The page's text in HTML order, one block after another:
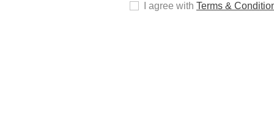
I agree with Terms &